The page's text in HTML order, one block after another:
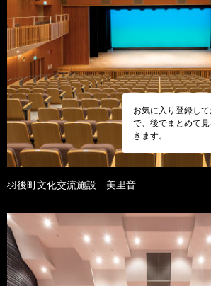
お気に入り登録し
で、後でまとめて
きます。
羽後町文化交流施設 美里音